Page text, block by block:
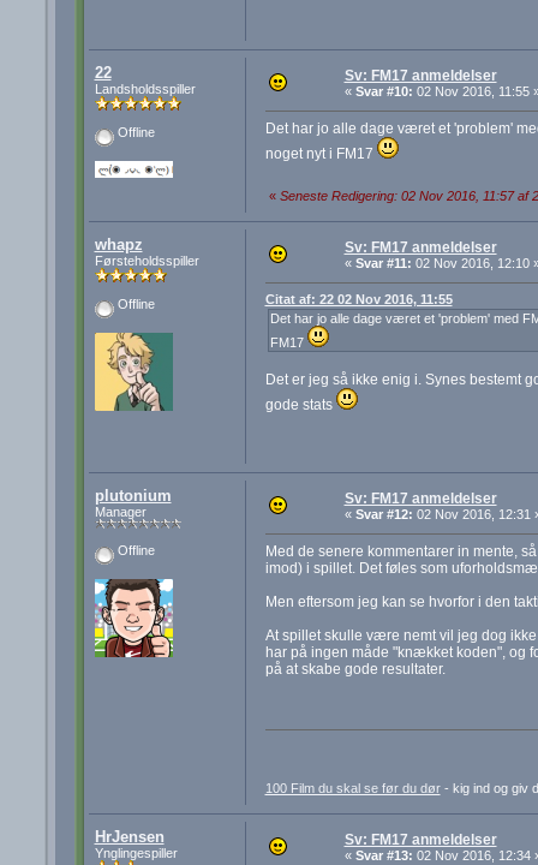
22
Landsholdsspiller
Offline
Sv: FM17 anmeldelser
« Svar #10: 02 Nov 2016, 11:55
Det har jo alle dage været et 'problem'
noget nyt i FM17
« Seneste Redigering: 02 Nov 2016, 11:57 af
whapz
Førsteholdsspiller
Offline
Sv: FM17 anmeldelser
« Svar #11: 02 Nov 2016, 12:10
Citat af: 22 02 Nov 2016, 11:55
Det har jo alle dage været et 'problem' med
FM17
Det er jeg så ikke enig i. Synes bestemt
gode stats
plutonium
Manager
Offline
Sv: FM17 anmeldelser
« Svar #12: 02 Nov 2016, 12:31
Med de senere kommentarer in mente,
imod) i spillet. Det føles som
Men eftersom jeg kan se hvorfor i den
At spillet skulle være nemt vil jeg dog
har på ingen måde "knækket koden", og
på at skabe gode resultater.
100 Film du skal se før du dør- kig ind og giv
HrJensen
Ynglingespiller
Sv: FM17 anmeldelser
« Svar #13: 02 Nov 2016, 12:34